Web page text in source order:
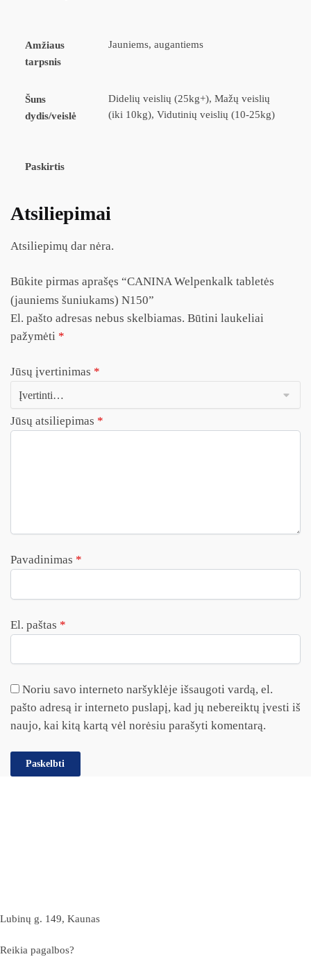
Amžiaus
tarpsnis
Jauniems, augantiems
Šuns
dydis/veislė
Didelių veislių (25kg+), Mažų veislių
(iki 10kg), Vidutinių veislių (10-25kg)
Paskirtis
Atsiliepimai
Atsiliepimų dar nėra.
Būkite pirmas aprašęs “CANINA Welpenkalk tabletės
(jauniems šuniukams) N150”
El. pašto adresas nebus skelbiamas. Būtini laukeliai
pažymėti *
Jūsų įvertinimas *
Jūsų atsiliepimas *
Pavadinimas *
El. paštas *
Noriu savo interneto naršyklėje išsaugoti vardą, el.
pašto adresą ir interneto puslapį, kad jų nebereiktų įvesti iš
naujo, kai kitą kartą vėl norėsiu parašyti komentarą.
Lubinų g. 149, Kaunas
Reikia pagalbos?